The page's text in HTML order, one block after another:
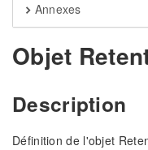
Annexes
Objet
Description
Définition de l'objet